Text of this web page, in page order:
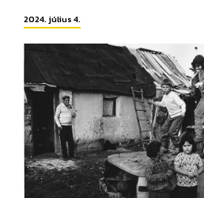
2024. július 4.